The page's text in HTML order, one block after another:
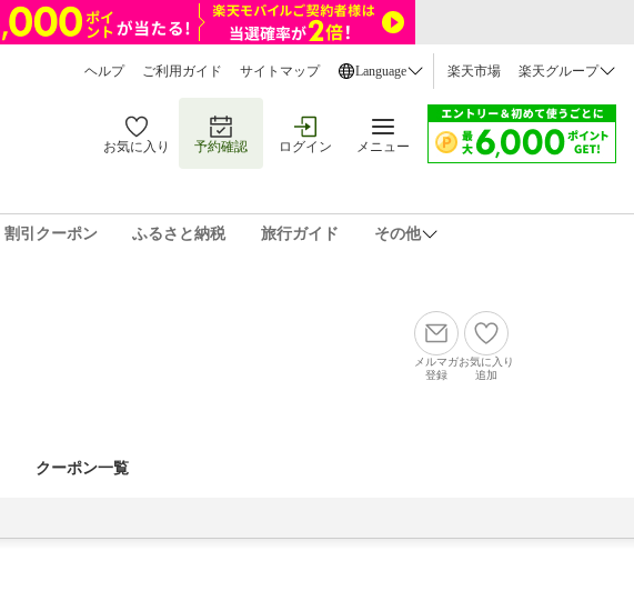
ヘルプ ご利用ガイド サイトマップ Language 楽天市場 楽天グループ
お気に入り 予約確認 ログイン メニュー
割引クーポン ふるさと納税 旅行ガイド その他
メルマガ
登録
お気に入り
追加
クーポン一覧